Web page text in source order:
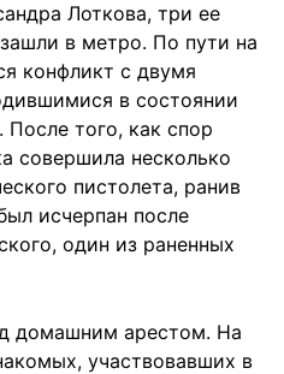
Лоткова, три ее
в метро. По пути на
конфликт с двумя
в состоянии
После того, как спор
совершила несколько
пистолета, ранив
исчерпан после
один из раненных
домашним арестом. На
участвовавших в